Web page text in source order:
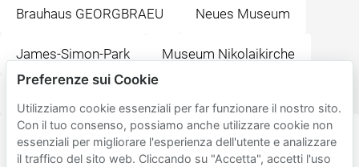
Brauhaus GEORGBRAEU Neues Museum
James-Simon-Park Museum Nikolaikirche
KÖRPERWELTEN Museum "Facetten des Lebens" |
Fernsehturm Berlin | Dauerausstellung
Preferenze sui Cookie
Utilizziamo cookie essenziali per far funzionare il nostro sito.
Con il tuo consenso, possiamo anche utilizzare cookie non
essenziali per migliorare l'esperienza dell'utente e analizzare
il traffico del sito web. Cliccando su "Accetta", accetti l'uso